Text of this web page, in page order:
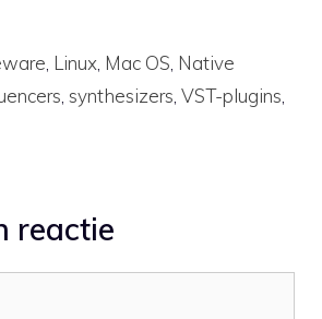
last
, Linux, Mac OS, Native
, synthesizers, VST-plugins,
reactie